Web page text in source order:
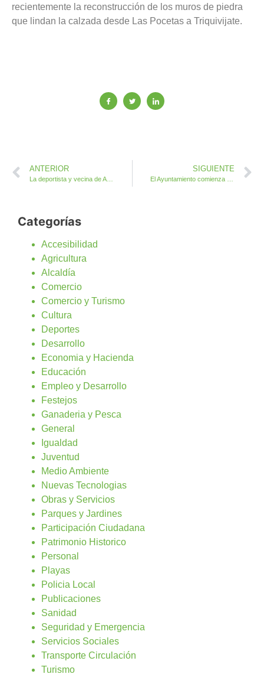
recientemente la reconstrucción de los muros de piedra
que lindan la calzada desde Las Pocetas a Triquivijate.
ANTERIOR SIGUIENTE
Categorías
Accesibilidad
Agricultura
Alcaldía
Comercio
Comercio y Turismo
Cultura
Deportes
Desarrollo
Economia y Hacienda
Educación
Empleo y Desarrollo
Festejos
Ganaderia y Pesca
General
Igualdad
Juventud
Medio Ambiente
Nuevas Tecnologias
Obras y Servicios
Parques y Jardines
Participación Ciudadana
Patrimonio Historico
Personal
Playas
Policia Local
Publicaciones
Sanidad
Seguridad y Emergencia
Servicios Sociales
Transporte Circulación
Turismo